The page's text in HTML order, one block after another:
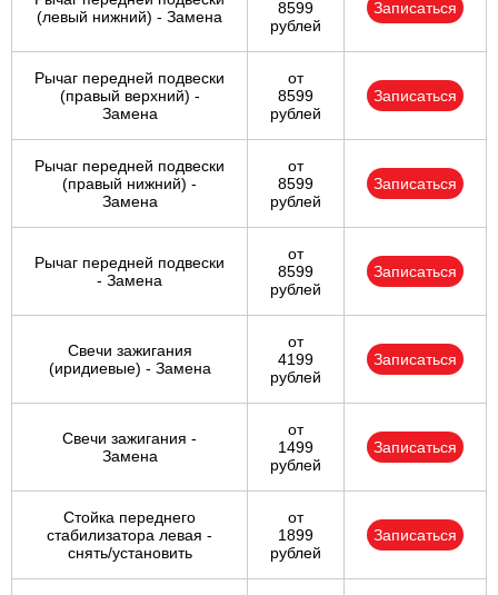
(левый нижний) - Замена
8599
рублей
Записаться
Рычаг передней подвески
(правый верхний) -
Замена
от
8599
рублей
Записаться
Рычаг передней подвески
(правый нижний) -
Замена
от
8599
рублей
Записаться
Рычаг передней подвески
- Замена
от
8599
рублей
Записаться
Свечи зажигания
(иридиевые) - Замена
от
4199
рублей
Записаться
Свечи зажигания -
Замена
от
1499
рублей
Записаться
Стойка переднего
стабилизатора левая -
снять/установить
от
1899
рублей
Записаться